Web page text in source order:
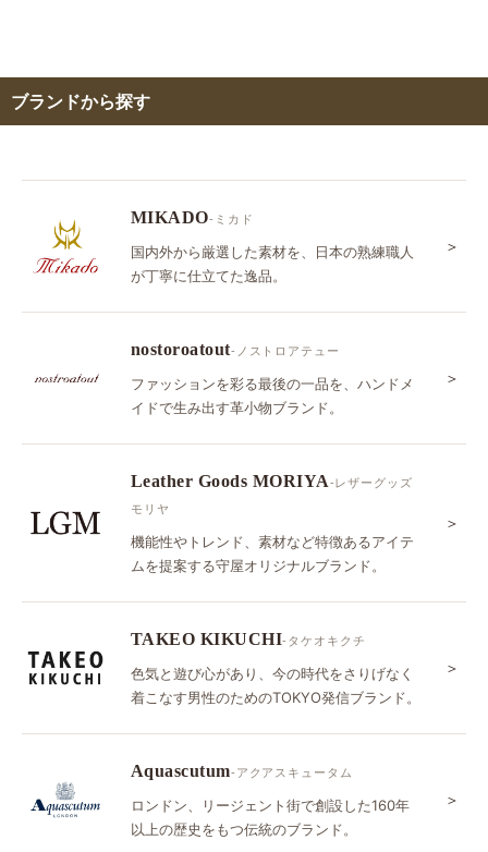
ブランドから探す
MIKADO-ミカド
国内外から厳選した素材を、日本の熟練職人
が丁寧に仕立てた逸品。
＞
nostoroatout-ノストロアテュー
ファッションを彩る最後の一品を、ハンドメ
イドで生み出す革小物ブランド。
＞
Leather Goods MORIYA-レザーグッズ
モリヤ
機能性やトレンド、素材など特徴あるアイテ
ムを提案する守屋オリジナルブランド。
＞
TAKEO KIKUCHI-タケオキクチ
色気と遊び心があり、今の時代をさりげなく
着こなす男性のためのTOKYO発信ブランド。
＞
Aquascutum-アクアスキュータム
ロンドン、リージェント街で創設した160年
以上の歴史をもつ伝統のブランド。
＞